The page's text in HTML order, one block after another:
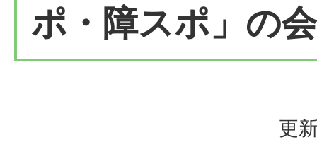
ポ・障スポ」の
更